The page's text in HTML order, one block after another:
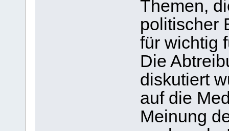
Themen,
politischer
für wichtig
Die
diskutiert
auf die
Meinung